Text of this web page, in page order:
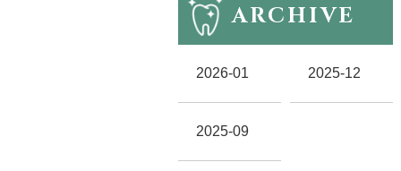
ARCHIVE
2026-01 2025-12
2025-09